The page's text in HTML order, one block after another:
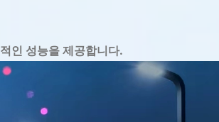
인 성능을 제공합니다.